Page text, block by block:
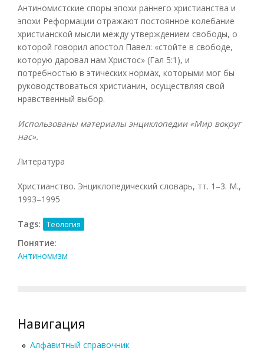
Антиномистские споры эпохи раннего христианства и
эпохи Реформации отражают постоянное колебание
христианской мысли между утверждением свободы, о
которой говорил апостол Павел: «стойте в свободе,
которую даровал нам Христос» (Гал 5:1), и
потребностью в этических нормах, которыми мог бы
руководствоваться христианин, осуществляя свой
нравственный выбор.
Использованы материалы энциклопедии «Мир вокруг
нас».
Литература
Христианство. Энциклопедический словарь, тт. 1–3. М.,
1993–1995
Tags: Теология
Понятие:
Антиномизм
Навигация
Алфавитный справочник